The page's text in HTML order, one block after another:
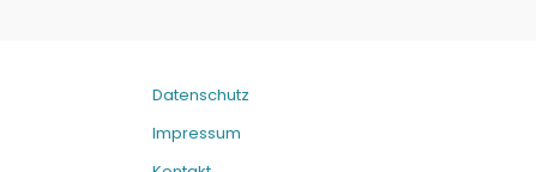
Datenschutz
Impressum